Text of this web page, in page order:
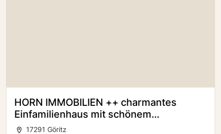
HORN IMMOBILIEN ++ charmantes
Einfamilienhaus mit schönem
Grundstück in Göritz bei Prenzlau
17291 Göritz